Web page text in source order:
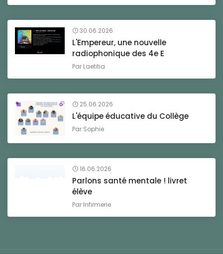
30.06.2026
L'Empereur, une nouvelle
radiophonique des 4e E
Par Laetitia
25.06.2026
L'équipe éducative du Collège
Par Sophie
16.06.2026
Parlons santé mentale ! livret
élève
Par Infirmerie